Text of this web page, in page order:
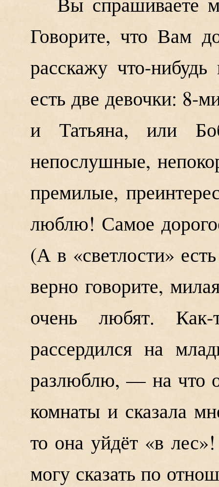
Говорите, что Вам
расскажу что-
есть две девочки: 8-
и Татьяна, или
непослушные,
премилые,
люблю! Самое
(А в «светлости»
верно говорите,
очень любят.
рассердился на
разлюблю, — на что
комнаты и сказала
то она уйдёт «в
могу сказать по